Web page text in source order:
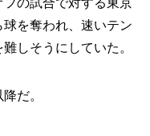
の試合で対する東京
を奪われ、速いテン
しそうにしていた。
だ。